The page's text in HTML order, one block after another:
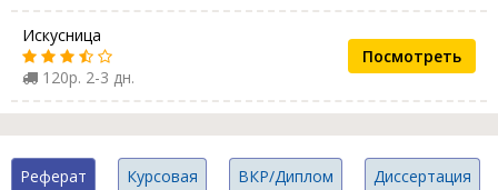
Искусница
120р. 2-3 дн.
Посмотреть
Реферат Курсовая ВКР/Диплом Диссертация